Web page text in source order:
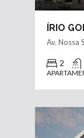
ÍRIO
Av. Nossa
2